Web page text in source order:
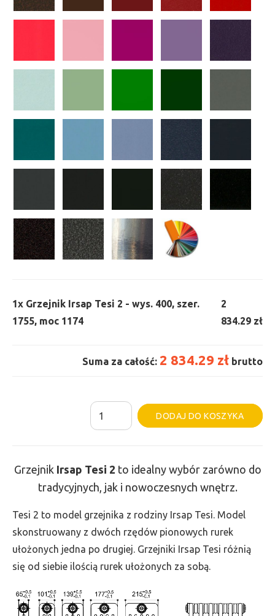
1x Grzejnik Irsap Tesi 2 - wys. 400, szer.
1755, moc 1174
2
834.29 zł
Suma za całość: 2 834.29 zł brutto
ilość
Grzejnik
-
wys.
400,
szer.
1755,
1174
DODAJ DO KOSZYKA
Grzejnik Irsap Tesi 2 to idealny wybór zarówno do
tradycyjnych, jak i nowoczesnych wnętrz.
Tesi 2 to model grzejnika z rodziny Irsap Tesi. Model
skonstruowany z dwóch rzędów pionowych rurek
ułożonych jedna po drugiej. Grzejniki Irsap Tesi różnią
się od siebie ilością rurek ułożonych za sobą.